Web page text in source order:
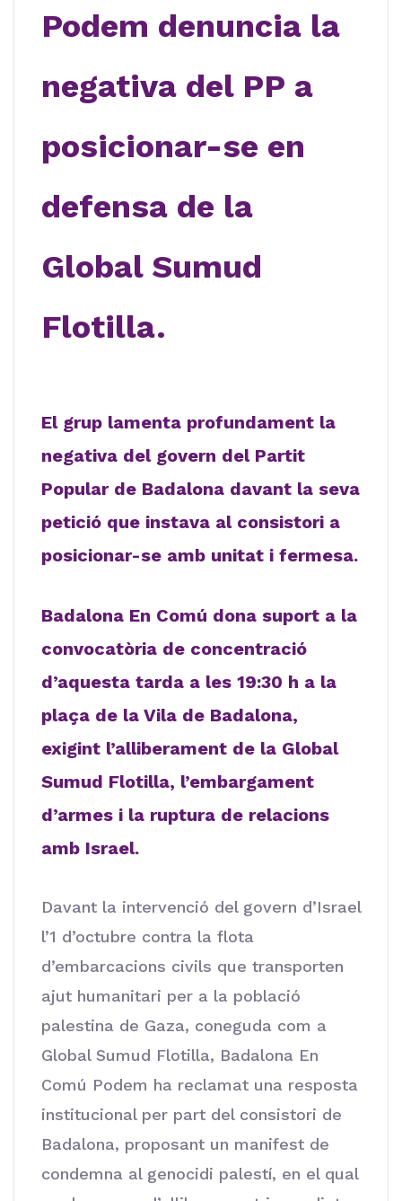
Podem denuncia la
negativa del PP a
posicionar-se en
defensa de la
Global Sumud
Flotilla.
El grup lamenta profundament la
negativa del govern del Partit
Popular de Badalona davant la seva
petició que instava al consistori a
posicionar-se amb unitat i fermesa.
Badalona En Comú dona suport a la
convocatòria de concentració
d’aquesta tarda a les 19:30 h a la
plaça de la Vila de Badalona,
exigint l’alliberament de la Global
Sumud Flotilla, l’embargament
d’armes i la ruptura de relacions
amb Israel.
Davant la intervenció del govern d’Israel
l’1 d’octubre contra la flota
d’embarcacions civils que transporten
ajut humanitari per a la població
palestina de Gaza, coneguda com a
Global Sumud Flotilla, Badalona En
Comú Podem ha reclamat una resposta
institucional per part del consistori de
Badalona, proposant un manifest de
condemna al genocidi palestí, en el qual